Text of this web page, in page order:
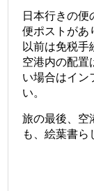
日本行きの
便ポストがあ
以前は免税手
空港内の配置
い場合はイン
い。
旅の最後、空
も、絵葉書ら